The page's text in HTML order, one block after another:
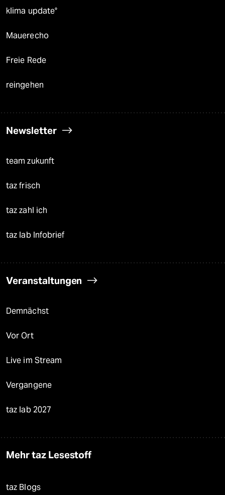
klima update°
Mauerecho
Freie Rede
reingehen
Newsletter
team zukunft
taz frisch
taz zahl ich
taz lab Infobrief
Veranstaltungen
Demnächst
Vor Ort
Live im Stream
Vergangene
taz lab 2027
Mehr taz Lesestoff
taz Blogs